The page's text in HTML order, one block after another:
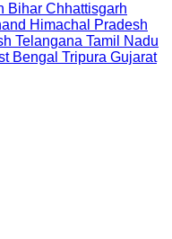
Bihar Chhattisgarh
Himachal Pradesh
Telangana Tamil Nadu
Bengal Tripura Gujarat